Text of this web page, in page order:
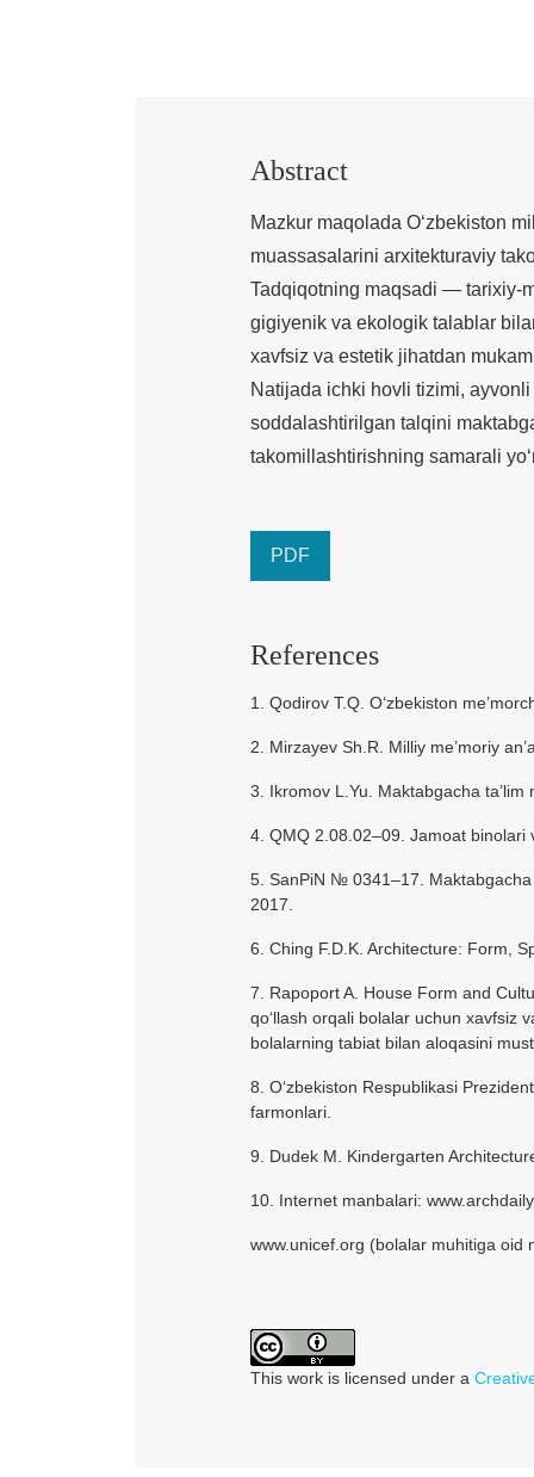
Abstract
Mazkur maqolada O‘zbekiston
muassasalarini arxitekturaviy
Tadqiqotning maqsadi — tarixiy-
gigiyenik va ekologik talablar
xavfsiz va estetik jihatdan
Natijada ichki hovli tizimi,
soddalashtirilgan talqini
takomillashtirishning samarali
PDF
References
1. Qodirov T.Q. O‘zbekiston
2. Mirzayev Sh.R. Milliy me’moriy
3. Ikromov L.Yu. Maktabgacha
4. QMQ 2.08.02–09. Jamoat binolari
5. SanPiN № 0341–17. Maktabgacha
2017.
6. Ching F.D.K. Architecture: Form,
7. Rapoport A. House Form and
qo‘llash orqali bolalar uchun xavfsiz
bolalarning tabiat bilan aloqasini
8. O‘zbekiston Respublikasi
farmonlari.
9. Dudek M. Kindergarten
10. Internet manbalari:
www.unicef.org (bolalar muhitiga oid
This work is licensed under a